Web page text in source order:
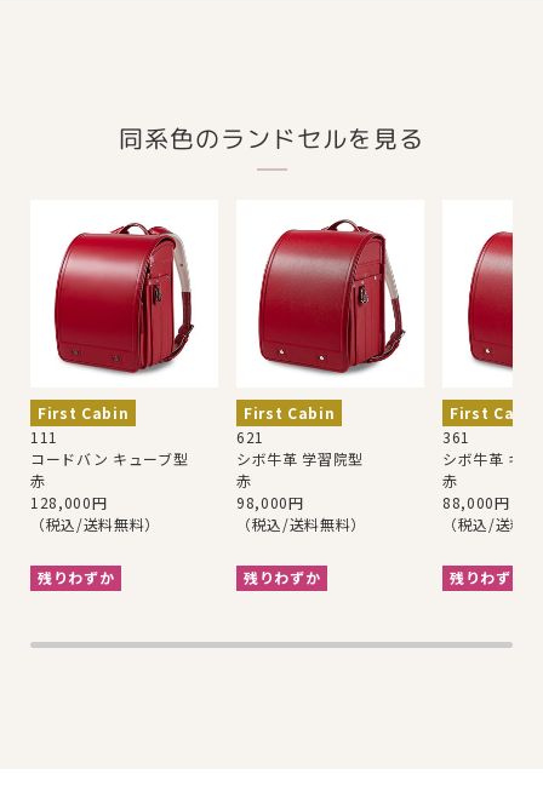
同系色のランドセルを見る
First Cabin
111
コードバン キューブ型
赤
128,000円
（税込/送料無料）
残りわずか
First Cabin
621
シボ牛革 学習院型
赤
98,000円
（税込/送料無料）
残りわずか
First Cabin
361
シボ牛革 キュ
赤
88,000円
（税込/送料
残りわずか